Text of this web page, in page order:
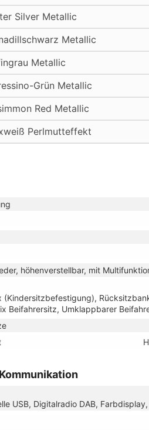
Silver Metallic
Metallic
Metallic
Grün Metallic
Red Metallic
Perlmutteffekt
höhenverstellbar, mit
(Kindersitzbefestigung),
Beifahrersitz, Umklappbarer
USB, Digitalradio DAB,